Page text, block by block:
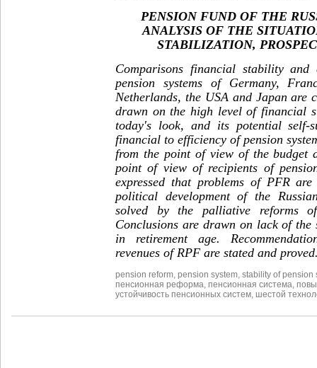
PENSION FUND OF THE
ANALYSIS OF THE
STABILIZATION,
Comparisons financial stability
pension systems of Germany,
Netherlands, the USA and Japan are
drawn on the high level of financial
today's look, and its potential self-
financial to efficiency of pension
from the point of view of the budget
point of view of recipients of
expressed that problems of PFR
political development of the
solved by the palliative reforms
Conclusions are drawn on lack of the
in retirement age.
revenues of RPF are stated and
pension reform pension system stability of pension
пенсионная реформа пенсионная система
устойчивость пенсионных систем шестой